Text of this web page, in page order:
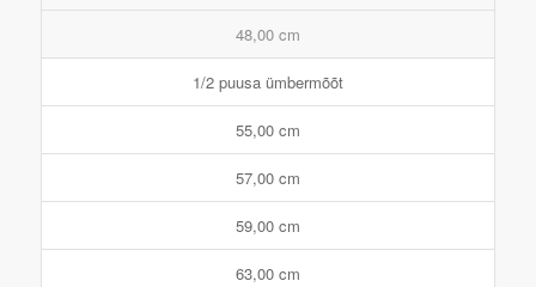
48,00 cm
1/2 puusa ümbermõõt
55,00 cm
57,00 cm
59,00 cm
63,00 cm